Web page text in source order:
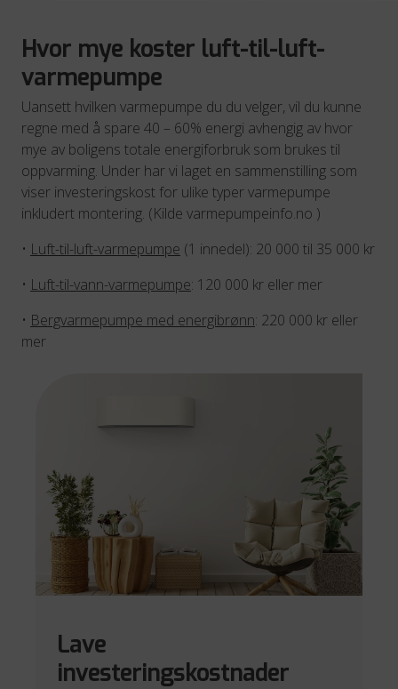
Hvor mye koster luft-til-luft-
varmepumpe
Uansett hvilken varmepumpe du du velger, vil du kunne
regne med å spare 40 – 60% energi avhengig av hvor
mye av boligens totale energiforbruk som brukes til
oppvarming. Under har vi laget en sammenstilling som
viser investeringskost for ulike typer varmepumpe
inkludert montering. (Kilde varmepumpeinfo.no )
• Luft-til-luft-varmepumpe (1 innedel): 20 000 til 35 000 kr
• Luft-til-vann-varmepumpe: 120 000 kr eller mer
• Bergvarmepumpe med energibrønn: 220 000 kr eller
mer
Lave
investeringskostnader